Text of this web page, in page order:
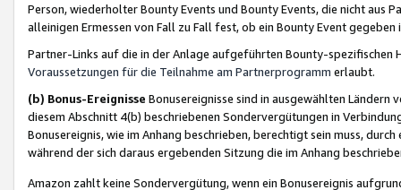
Person, wiederholter Bounty Events und Bounty Events, die nicht
alleinigen Ermessen von Fall zu Fall fest, ob ein Bounty Event
Partner-Links auf die in der Anlage aufgeführten Bounty-spezifischen
Voraussetzungen für die Teilnahme am Partnerprogramm erlaubt.
(b) Bonus-Ereignisse Bonusereignisse sind in ausgewählten Ländern
diesem Abschnitt 4(b) beschriebenen Sondervergütungen in
Bonusereignis, wie im Anhang beschrieben, berechtigt sein muss,
während der sich daraus ergebenden Sitzung die im Anhang
Amazon zahlt keine Sondervergütung, wenn ein Bonusereignis